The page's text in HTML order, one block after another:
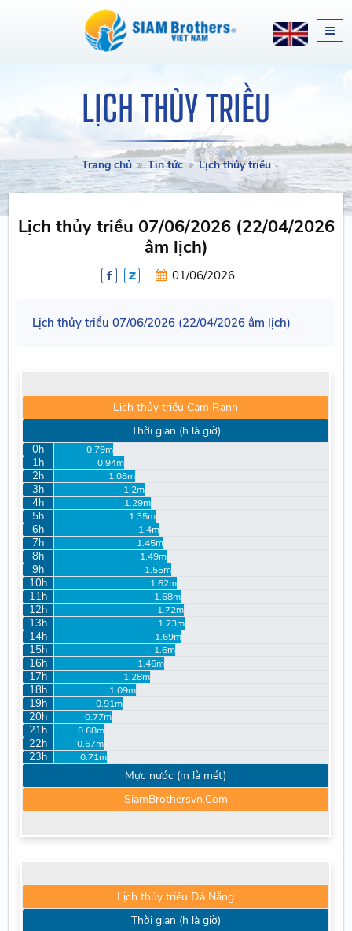
LỊCH THỦY TRIỀU
Trang chủ Tin tức Lịch thủy triều
Lịch thủy triều 07/06/2026 (22/04/2026
âm lịch)
01/06/2026
Lịch thủy triều 07/06/2026 (22/04/2026 âm lịch)
Lịch thủy triều Cam Ranh
Thời gian (h là giờ)
0h 0.79m
1h 0.94m
2h 1.08m
3h 1.2m
4h 1.29m
5h 1.35m
6h 1.4m
7h 1.45m
8h 1.49m
9h 1.55m
10h 1.62m
11h 1.68m
12h 1.72m
13h 1.73m
14h 1.69m
15h 1.6m
16h 1.46m
17h 1.28m
18h 1.09m
19h 0.91m
20h 0.77m
21h 0.68m
22h 0.67m
23h 0.71m
Mực nước (m là mét)
SiamBrothersvn.Com
Lịch thủy triều Đà Nẵng
Thời gian (h là giờ)